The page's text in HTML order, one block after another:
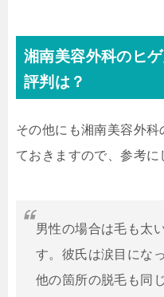
湘南美容外科のヒ
評判は？
その他にも湘南美容外
ておきますので、参考に
男性の場合は毛も太
す。彼氏は涙目にな
他の箇所の脱毛も同